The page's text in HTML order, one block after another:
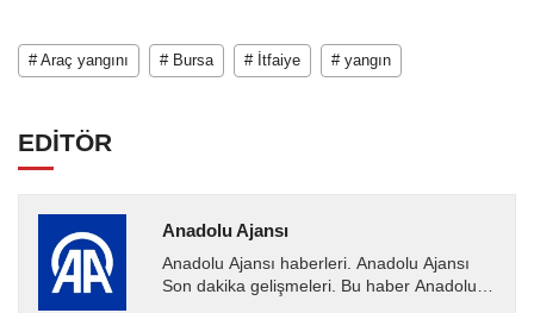
# Araç yangını # Bursa # İtfaiye # yangın
EDİTÖR
Anadolu Ajansı
Anadolu Ajansı haberleri. Anadolu Ajansı
Son dakika gelişmeleri. Bu haber Anadolu